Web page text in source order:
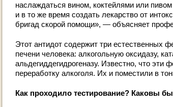
наслаждаться вином, коктейлями или
и в то же время создать лекарство от
бригад скорой помощи», — объясняет
Этот антидот содержит три естественных
печени человека: алкогольную оксидазу,
альдегиддегидрогеназу. Известно, что эти
переработку алкоголя. Их и поместили в
Как проходило тестирование? Каковы